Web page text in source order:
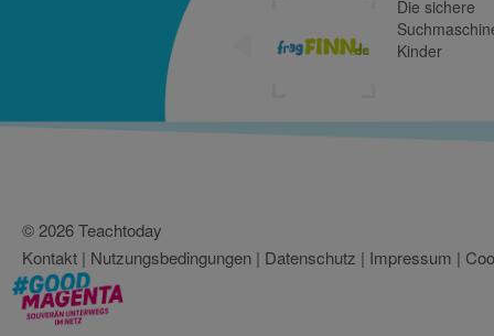
Suchmaschine für
Kinder
© 2026 Teachtoday
Kontakt | Nutzungsbedingungen | Datenschutz | Impressum |